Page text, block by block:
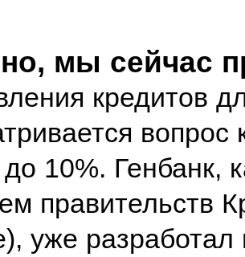
мы сейчас
кредитов
до 10%. Генбанк,
правительств
уже разработал